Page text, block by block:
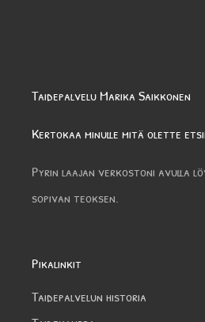
Taidepalvelu Marika Saikkonen
Kertokaa minulle mitä olette
Pyrin laajan verkostoni avulla
sopivan teoksen.
Pikalinkit
Taidepalvelun historia